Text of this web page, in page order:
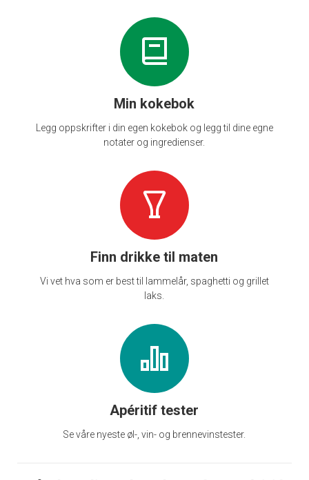
Min kokebok
Legg oppskrifter i din egen kokebok og legg til dine egne
notater og ingredienser.
Finn drikke til maten
Vi vet hva som er best til lammelår, spaghetti og grillet
laks.
Apéritif tester
Se våre nyeste øl-, vin- og brennevinstester.